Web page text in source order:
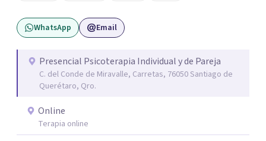
WhatsApp Email
Presencial Psicoterapia Individual y de Pareja
C. del Conde de Miravalle, Carretas, 76050 Santiago de
Querétaro, Qro.
Online
Terapia online